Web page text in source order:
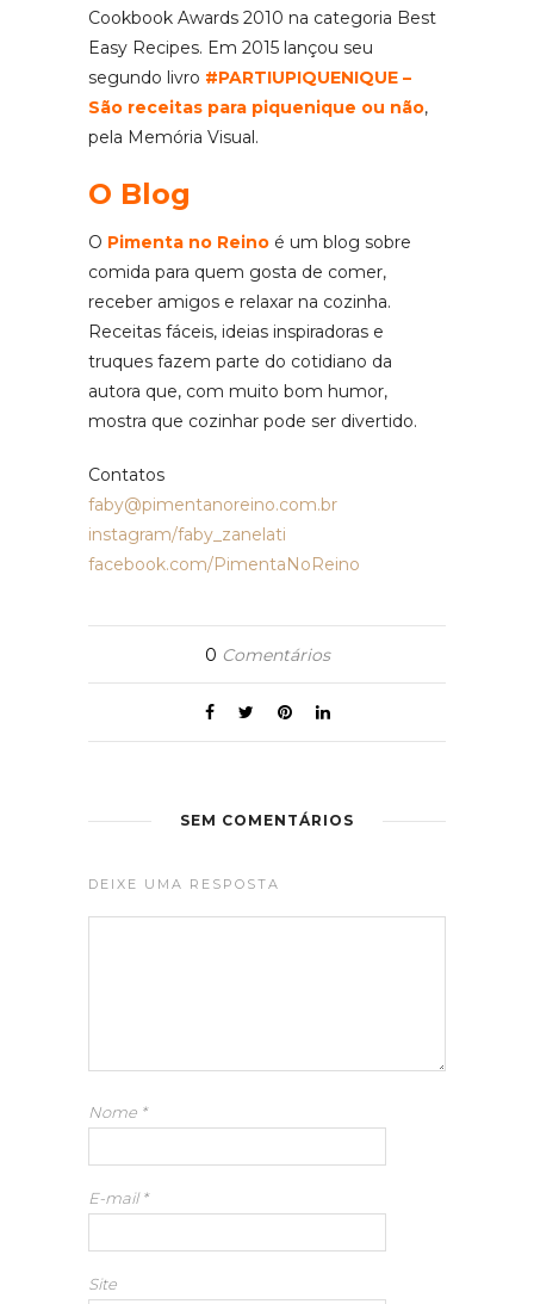
Cookbook Awards 2010 na categoria Best
Easy Recipes. Em 2015 lançou seu
segundo livro #PARTIUPIQUENIQUE –
São receitas para piquenique ou não,
pela Memória Visual.
O Blog
O Pimenta no Reino é um blog sobre
comida para quem gosta de comer,
receber amigos e relaxar na cozinha.
Receitas fáceis, ideias inspiradoras e
truques fazem parte do cotidiano da
autora que, com muito bom humor,
mostra que cozinhar pode ser divertido.
Contatos
faby@pimentanoreino.com.br
instagram/faby_zanelati
facebook.com/PimentaNoReino
0 Comentários
SEM COMENTÁRIOS
DEIXE UMA RESPOSTA
Nome *
E-mail*
Site